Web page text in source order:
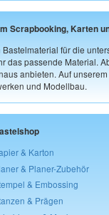
Scrapbooking, Karten
für die
das passende Material.
anbieten. Auf
und Modellbau.
& Karton
& Planer-Zubehör
& Embossing
& Prägen